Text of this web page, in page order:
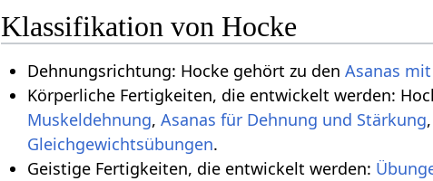
Klassifikation von Hocke
Dehnungsrichtung: Hocke gehört zu denAsanas
Körperliche Fertigkeiten, die entwickelt werden:
Muskeldehnung,Asanas für Dehnung und Stärkung,
.
Geistige Fertigkeiten, die entwickelt werden: